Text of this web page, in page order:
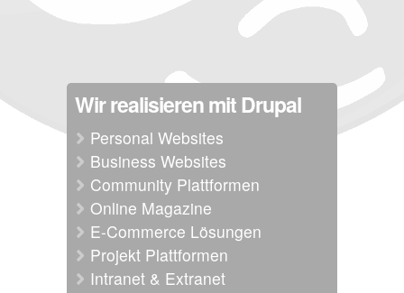
Wir realisieren mit Drupal
Personal Websites
Business Websites
Community Plattformen
Online Magazine
E-Commerce Lösungen
Projekt Plattformen
Intranet & Extranet